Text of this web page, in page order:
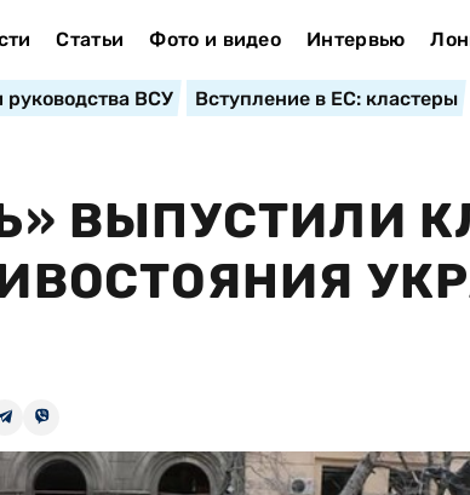
Статьи Фото и видео Интервью
руководства ВСУ Вступление в ЕС: кластеры
ВЫПУСТИЛИ